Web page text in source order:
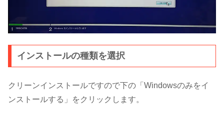
インストールの種類を選択
クリーンインストールですので下の「Windowsのみをイ
ンストールする」をクリックします。